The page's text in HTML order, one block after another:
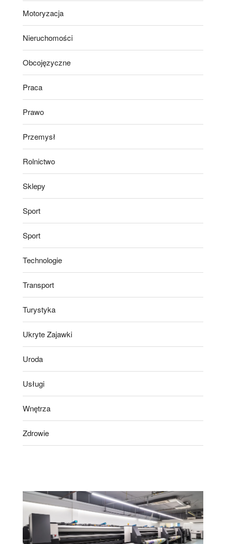
Motoryzacja
Nieruchomości
Obcojęzyczne
Praca
Prawo
Przemysł
Rolnictwo
Sklepy
Sport
Sport
Technologie
Transport
Turystyka
Ukryte Zajawki
Uroda
Usługi
Wnętrza
Zdrowie